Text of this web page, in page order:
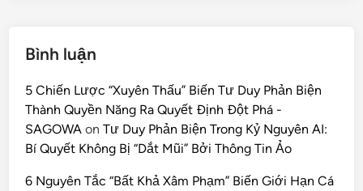
Bình luận
5 Chiến Lược “Xuyên Thấu” Biến Tư Duy Phản Biện
Thành Quyền Năng Ra Quyết Định Đột Phá -
SAGOWA onTư Duy Phản Biện Trong Kỷ Nguyên AI:
Bí Quyết Không Bị “Dắt Mũi” Bởi Thông Tin Ảo
6 Nguyên Tắc “Bất Khả Xâm Phạm” Biến Giới Hạn Cá